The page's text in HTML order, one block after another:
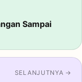
Sampai
SELANJUTNYA →